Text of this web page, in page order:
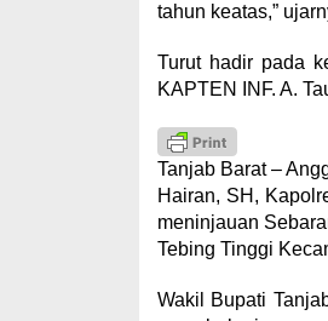
tahun keatas,”
Turut hadir pada
KAPTEN INF. A.
Tanjab Barat –
Hairan, SH,
meninjauan
Tebing Tinggi
Wakil Bupati